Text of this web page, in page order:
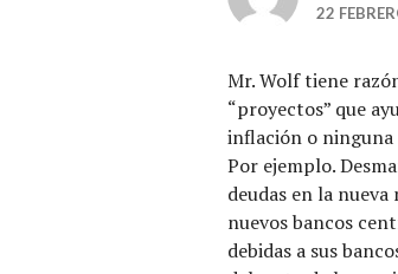
22
Mr. Wolf tiene
“proyectos” que
inflación o ninguna
Por ejemplo.
deudas en la
nuevos bancos
debidas a sus